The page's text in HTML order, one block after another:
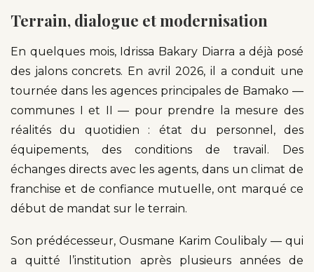
Terrain, dialogue et modernisation
En quelques mois, Idrissa Bakary Diarra a déjà posé
des jalons concrets. En avril 2026, il a conduit une
tournée dans les agences principales de Bamako —
communes I et II — pour prendre la mesure des
réalités du quotidien : état du personnel, des
équipements, des conditions de travail. Des
échanges directs avec les agents, dans un climat de
franchise et de confiance mutuelle, ont marqué ce
début de mandat sur le terrain.
Son prédécesseur, Ousmane Karim Coulibaly — qui
a quitté l’institution après plusieurs années de